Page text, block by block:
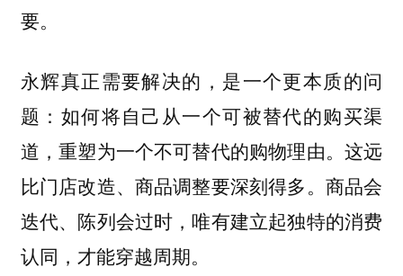
要。
永辉真正需要解决的，是一个更本质的问
题：如何将自己从一个可被替代的购买渠
道，重塑为一个不可替代的购物理由。 这远
比门店改造、商品调整要深刻得多。商品会
迭代、陈列会过时，唯有建立起独特的消费
认同，才能穿越周期。